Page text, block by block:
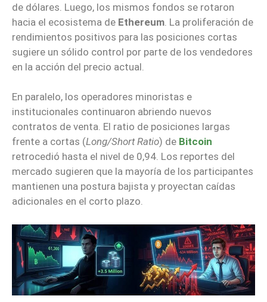
de dólares. Luego, los mismos fondos se rotaron
hacia el ecosistema de Ethereum . La proliferación de
rendimientos positivos para las posiciones cortas
sugiere un sólido control por parte de los vendedores
en la acción del precio actual.
En paralelo, los operadores minoristas e
institucionales continuaron abriendo nuevos
contratos de venta. El ratio de posiciones largas
frente a cortas (Long/Short Ratio) de Bitcoin
retrocedió hasta el nivel de 0,94. Los reportes del
mercado sugieren que la mayoría de los participantes
mantienen una postura bajista y proyectan caídas
adicionales en el corto plazo.